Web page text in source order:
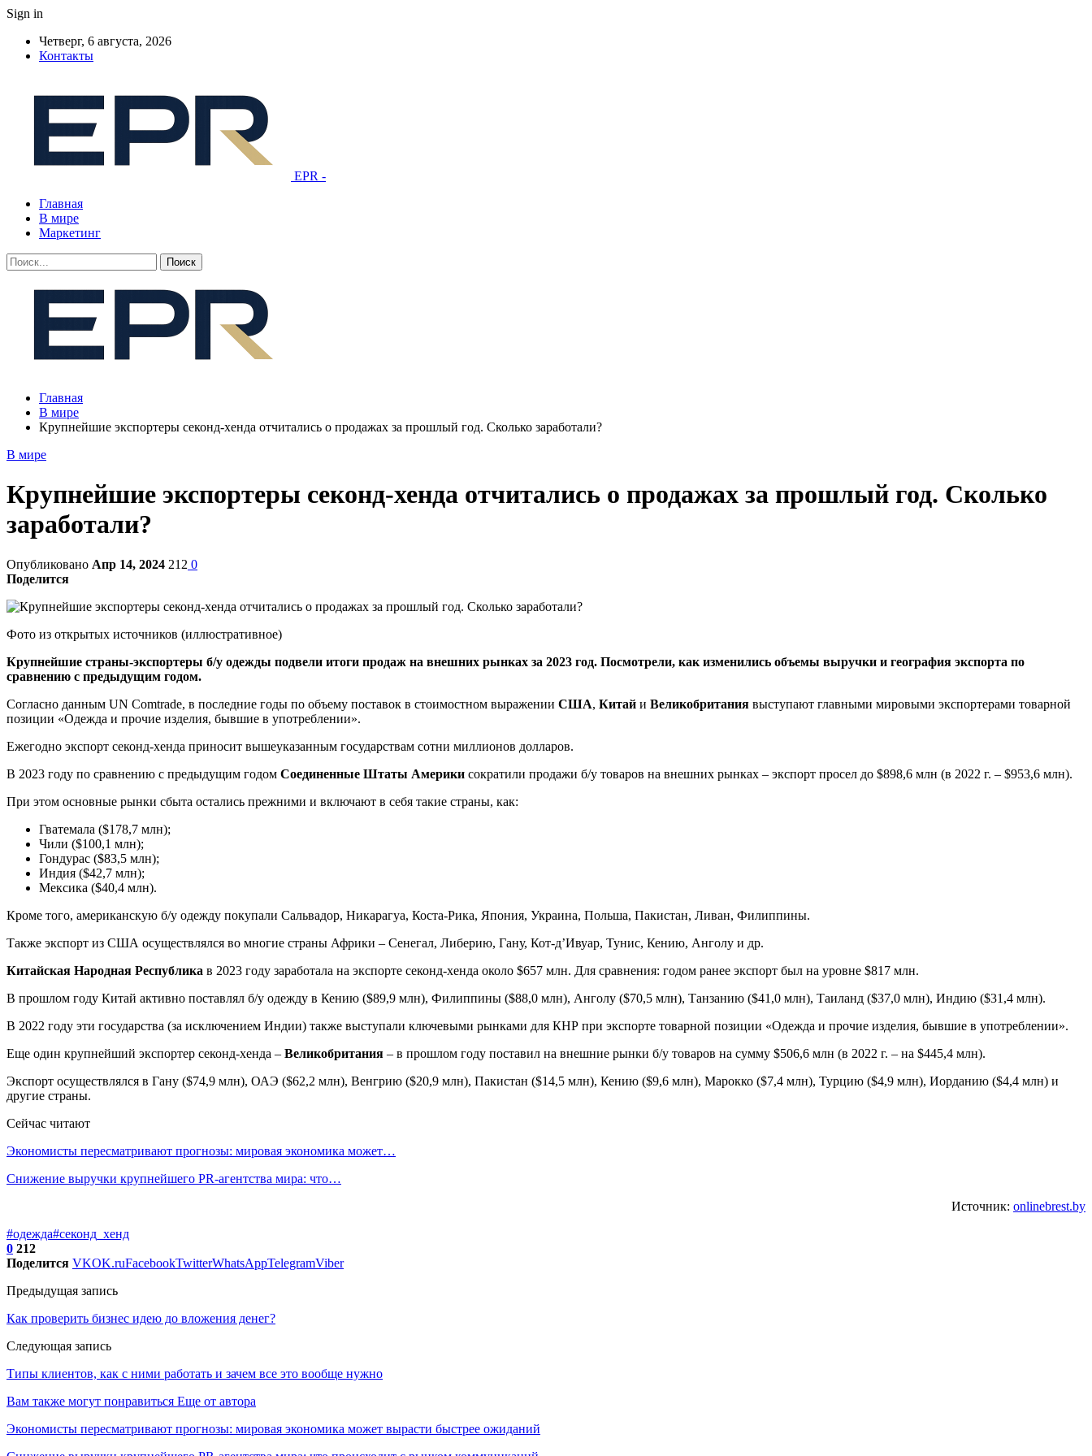
Sign in
Четверг, 6 августа, 2026
Контакты
EPR -
Главная
В мире
Маркетинг
Главная
В мире
Крупнейшие экспортеры секонд-хенда отчитались о продажах за прошлый год. Сколько заработали?
В мире
Крупнейшие экспортеры секонд-хенда отчитались о продажах за прошлый год. Сколько
заработали?
Опубликовано Апр 14, 2024 212 0
Поделится
Фото из открытых источников (иллюстративное)
Крупнейшие страны-экспортеры б/у одежды подвели итоги продаж на внешних рынках за 2023 год. Посмотрели, как изменились объемы выручки и география экспорта по
сравнению с предыдущим годом.
Согласно данным UN Comtrade, в последние годы по объему поставок в стоимостном выражении США, Китай и Великобритания выступают главными мировыми экспортерами товарной
позиции «Одежда и прочие изделия, бывшие в употреблении».
Ежегодно экспорт секонд-хенда приносит вышеуказанным государствам сотни миллионов долларов.
В 2023 году по сравнению с предыдущим годом Соединенные Штаты Америки сократили продажи б/у товаров на внешних рынках – экспорт просел до $898,6 млн (в 2022 г. – $953,6 млн).
При этом основные рынки сбыта остались прежними и включают в себя такие страны, как:
Гватемала ($178,7 млн);
Чили ($100,1 млн);
Гондурас ($83,5 млн);
Индия ($42,7 млн);
Мексика ($40,4 млн).
Кроме того, американскую б/у одежду покупали Сальвадор, Никарагуа, Коста-Рика, Япония, Украина, Польша, Пакистан, Ливан, Филиппины.
Также экспорт из США осуществлялся во многие страны Африки – Сенегал, Либерию, Гану, Кот-д’Ивуар, Тунис, Кению, Анголу и др.
Китайская Народная Республика в 2023 году заработала на экспорте секонд-хенда около $657 млн. Для сравнения: годом ранее экспорт был на уровне $817 млн.
В прошлом году Китай активно поставлял б/у одежду в Кению ($89,9 млн), Филиппины ($88,0 млн), Анголу ($70,5 млн), Танзанию ($41,0 млн), Таиланд ($37,0 млн), Индию ($31,4 млн).
В 2022 году эти государства (за исключением Индии) также выступали ключевыми рынками для КНР при экспорте товарной позиции «Одежда и прочие изделия, бывшие в употреблении».
Еще один крупнейший экспортер секонд-хенда – Великобритания – в прошлом году поставил на внешние рынки б/у товаров на сумму $506,6 млн (в 2022 г. – на $445,4 млн).
Экспорт осуществлялся в Гану ($74,9 млн), ОАЭ ($62,2 млн), Венгрию ($20,9 млн), Пакистан ($14,5 млн), Кению ($9,6 млн), Марокко ($7,4 млн), Турцию ($4,9 млн), Иорданию ($4,4 млн) и
другие страны.
Сейчас читают
Экономисты пересматривают прогнозы: мировая экономика может…
Снижение выручки крупнейшего PR-агентства мира: что…
Источник: onlinebrest.by
#одежда#секонд_хенд
0 212
Поделится VKOK.ruFacebookTwitterWhatsAppTelegramViber
Предыдущая запись
Как проверить бизнес идею до вложения денег?
Следующая запись
Типы клиентов, как с ними работать и зачем все это вообще нужно
Вам также могут понравиться Еще от автора
Экономисты пересматривают прогнозы: мировая экономика может вырасти быстрее ожиданий